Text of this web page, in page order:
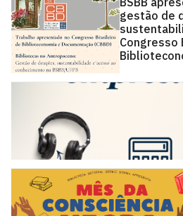
gestão de
Congresso